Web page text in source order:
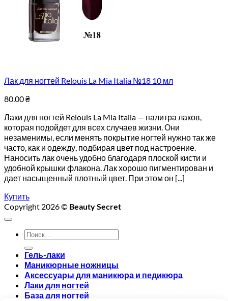
Лак для ногтей Relouis La Mia Italia №18 10 мл
80.00₴
Лаки для ногтей Relouis La Mia Italia — палитра лаков,
которая подойдет для всех случаев жизни. Они
незаменимы, если менять покрытие ногтей нужно так же
часто, как и одежду, подбирая цвет под настроение.
Наносить лак очень удобно благодаря плоской кисти и
удобной крышки флакона. Лак хорошо пигментирован и
дает насыщенный плотный цвет. При этом он [...]
Купить
Copyright 2026 © Beauty Secret
Искать:
Гель-лаки
Маникюрные ножницы
Аксессуары для маникюра и педикюра
Лаки для ногтей
База для ногтей